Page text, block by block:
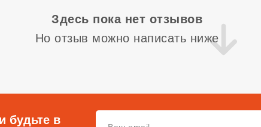
Здесь пока нет отзывов
Но отзыв можно написать ниже
будьте в